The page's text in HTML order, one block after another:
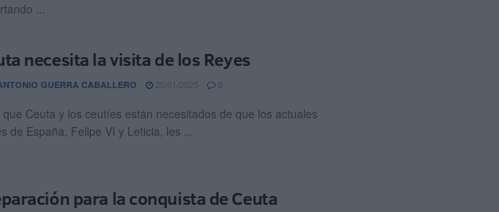
...
necesita la visita de los Reyes
GUERRA CABALLERO 0
que Ceuta y los ceutíes están necesitados de que los actuales
de España, Felipe VI y Leticia, les ...
para la conquista de Ceuta